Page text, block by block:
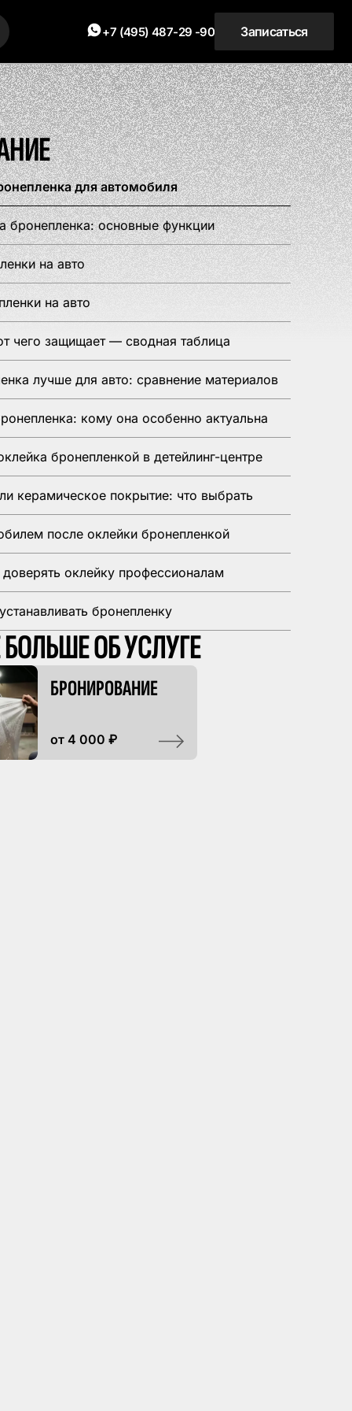
ОКЛЕЙКА КУЗОВА
от 10 000 ₽
ТОНИРОВКА
ТЮНИНГ TANK
от 70 000 ₽
+7 (495) 487-29 -90 Записаться
для автомобиля
бронепленка: основные функции
на авто
на авто
чего защищает — сводная таблица
лучше для авто: сравнение материалов
кому она особенно актуальна
бронепленкой в детейлинг-центре
керамическое покрытие: что выбрать
после оклейки бронепленкой
оклейку профессионалам
бронепленку
ОБ УСЛУГЕ
БРОНИРОВАНИЕ
от 4 000 ₽